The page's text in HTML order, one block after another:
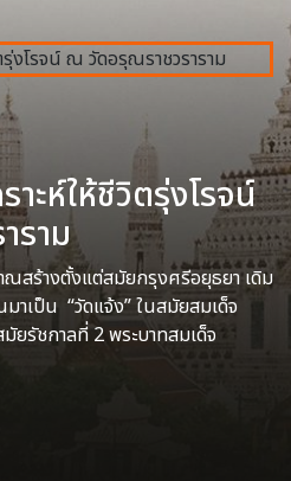
าะห์ให้ชีวิตรุ่งโรจน์
ราม
ณสร้างตั้งแต่สมัยกรุงศรีอยุธยา เดิม
มาเป็น “วัดแจ้ง” ในสมัยสมเด็จ
ยรัชกาลที่ 2 พระบาทสมเด็จ